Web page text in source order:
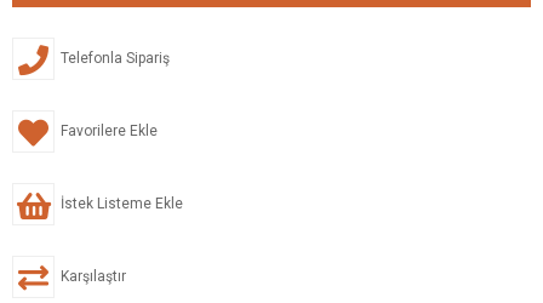
Telefonla Sipariş
Favorilere Ekle
İstek Listeme Ekle
Karşılaştır